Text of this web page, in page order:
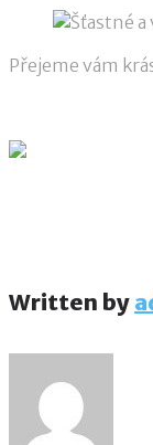
Přejeme vám
Written by